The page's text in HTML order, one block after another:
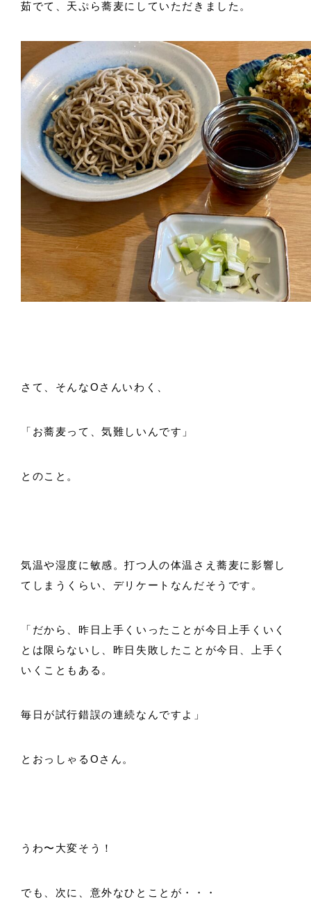
茹でて、天ぷら蕎麦にしていただきました。
さて、そんなOさんいわく、
「お蕎麦って、気難しいんです」
とのこと。
気温や湿度に敏感。打つ人の体温さえ蕎麦に影響し
てしまうくらい、デリケートなんだそうです。
「だから、昨日上手くいったことが今日上手くいく
とは限らないし、昨日失敗したことが今日、上手く
いくこともある。
毎日が試行錯誤の連続なんですよ」
とおっしゃるOさん。
うわ〜大変そう！
でも、次に、意外なひとことが・・・